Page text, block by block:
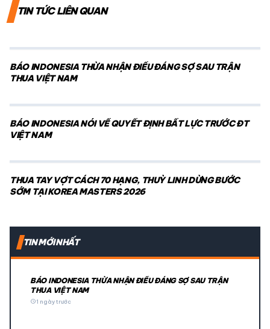
TIN TỨC LIÊN QUAN
BÁO INDONESIA THỪA NHẬN ĐIỀU ĐÁNG SỢ SAU TRẬN
THUA VIỆT NAM
BÁO INDONESIA NÓI VỀ QUYẾT ĐỊNH BẤT LỰC TRƯỚC ĐT
VIỆT NAM
THUA TAY VỢT CÁCH 70 HẠNG, THUỲ LINH DỪNG BƯỚC
SỚM TẠI KOREA MASTERS 2026
TIN MỚI NHẤT
BÁO INDONESIA THỪA NHẬN ĐIỀU ĐÁNG SỢ SAU TRẬN
THUA VIỆT NAM
schedule1 ngày trước